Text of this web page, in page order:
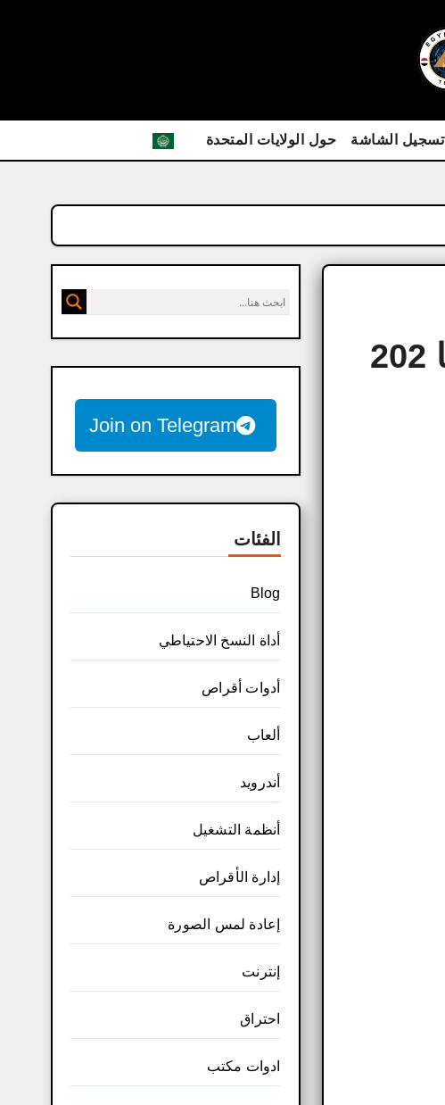
تسجيل الشاشة حول الولايات المتحدة
تنزيل كمبيوتر Google Chrome آخر تحديث مجانا 202
Join on Telegram
الفئات
Blog
أداة النسخ الاحتياطي
أدوات أقراص
ألعاب
أندرويد
أنظمة التشغيل
إدارة الأقراص
إعادة لمس الصورة
إنترنت
احتراق
ادوات مكتب